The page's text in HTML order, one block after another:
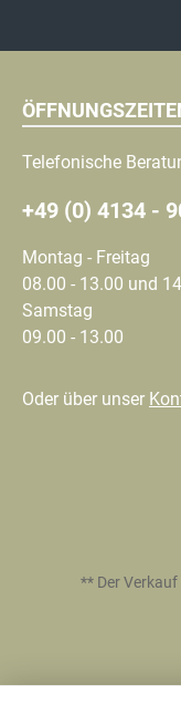
Telefonische
+49 (0) 4134 -
Montag - Freitag
08.00 - 13.00 und
Samstag
09.00 - 13.00
Oder über unser
** Der